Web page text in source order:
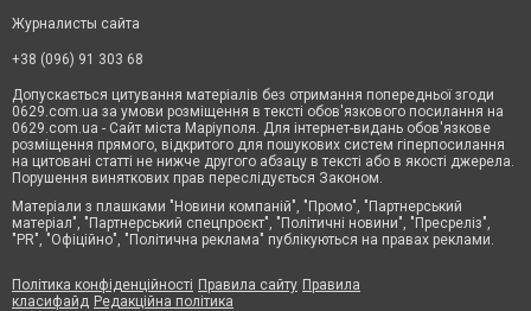
Журналисты сайта
+38 (096) 91 303 68
Допускається цитування матеріалів без отримання попередньої згоди
0629.com.ua за умови розміщення в тексті обов'язкового посилання на
0629.com.ua - Сайт міста Маріуполя. Для інтернет-видань обов'язкове
розміщення прямого, відкритого для пошукових систем гіперпосилання
на цитовані статті не нижче другого абзацу в тексті або в якості джерела.
Порушення виняткових прав переслідується Законом.
Матеріали з плашками "Новини компаній", "Промо", "Партнерський
матеріал", "Партнерський спецпроєкт", "Політичні новини", "Пресреліз",
"PR", "Офіційно", "Політична реклама" публікуються на правах реклами.
Політика конфіденційності Правила сайту Правила
класифайд Редакційна політика